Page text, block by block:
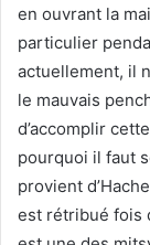
en ouvrant la
particulier
actuellement, il
le mauvais
d’accomplir
pourquoi il faut
provient
est rétribué fois